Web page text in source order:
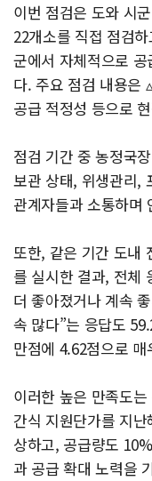
이번 점검은 도와 시
22개소를 직접 점검
군에서 자체적으로
다. 주요 점검 내용은
공급 적정성 등으로
점검 기간 중 농정국
보관 상태, 위생관리,
관계자들과 소통하며
또한, 같은 기간 도내
를 실시한 결과, 전체
더 좋아졌거나 계속
속 많다”는 응답도
만점에 4.62점으로
이러한 높은 만족도
간식 지원단가를 지
상하고, 공급량도
과 공급 확대 노력을